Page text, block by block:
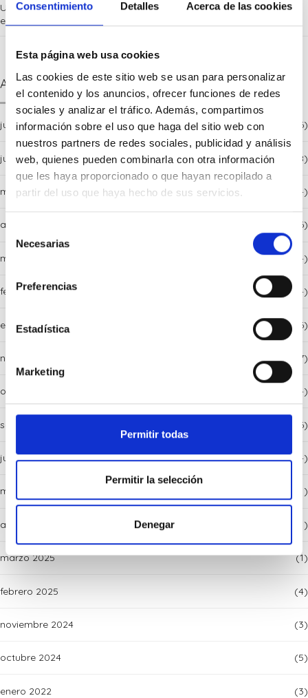
Consentimiento Detalles Acerca de las cookies
Esta página web usa cookies
Las cookies de este sitio web se usan para personalizar
el contenido y los anuncios, ofrecer funciones de redes
sociales y analizar el tráfico. Además, compartimos
información sobre el uso que haga del sitio web con
nuestros partners de redes sociales, publicidad y análisis
web, quienes pueden combinarla con otra información
que les haya proporcionado o que hayan recopilado a
partir del uso que haya hecho de sus servicios.
Selección
Necesarias
Preferencias
Estadística
Marketing
Permitir todas
Permitir la selección
Denegar
Uno de cada cinco morosos lleva una década
en la lista de Hacienda
Archives
julio 2026 (6)
junio 2026 (8)
mayo 2026 (4)
abril 2026 (6)
marzo 2026 (4)
febrero 2026 (4)
enero 2026 (6)
noviembre 2025 (7)
octubre 2025 (4)
septiembre 2025 (6)
julio 2025 (4)
mayo 2025 (1)
abril 2025 (1)
marzo 2025 (1)
febrero 2025 (4)
noviembre 2024 (3)
octubre 2024 (5)
enero 2022 (3)